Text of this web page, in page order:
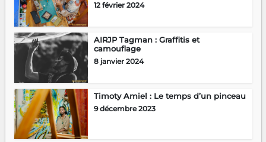
12 février 2024
AIRJP Tagman : Graffitis et
camouflage
8 janvier 2024
Timoty Amiel : Le temps d’un pinceau
9 décembre 2023